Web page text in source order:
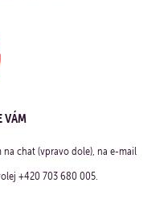
VÁM
chat (vpravo dole), na e-mail
+420 703 680 005.